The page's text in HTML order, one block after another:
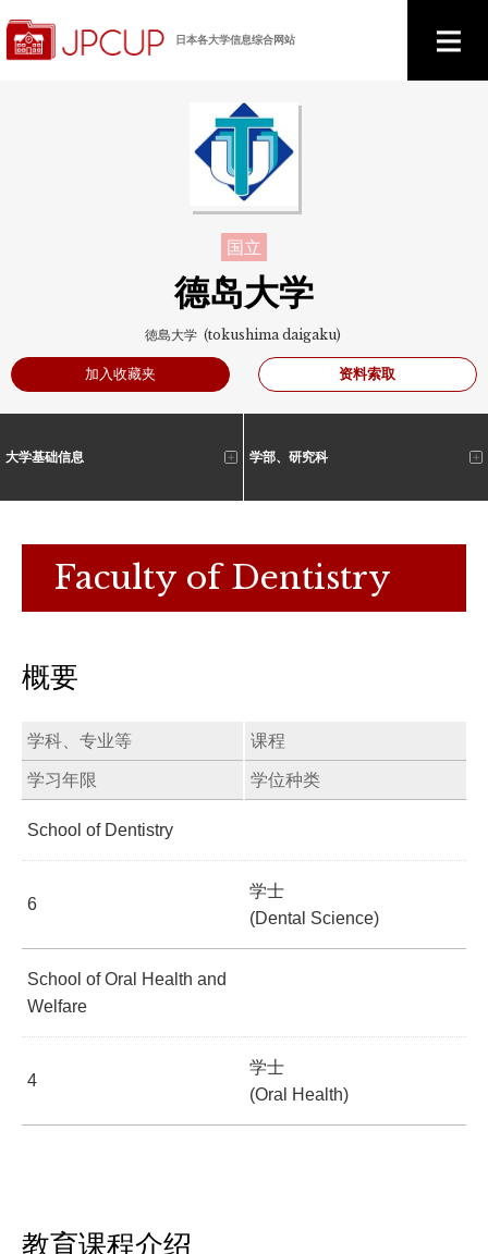
日本各大学信息综合网站
国立
德岛大学
徳島大学 (tokushima daigaku)
加入收藏夹 资料索取
大学基础信息 学部、研究科
Faculty of Dentistry
概要
学科、专业等 课程
学习年限 学位种类
School of Dentistry
6
学士
(Dental Science)
School of Oral Health and
Welfare
4
学士
(Oral Health)
教育课程介绍